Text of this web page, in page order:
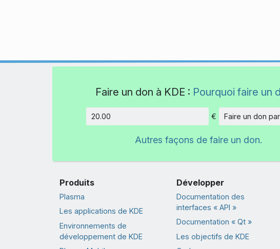
Faire un don à KDE : Pourquoi faire un
Montant
€ Faire un don
Autres façons de faire un don.
Produits
Plasma
Les applications de KDE
Environnements de
développement de KDE
Développer
Documentation des
interfaces « API »
Documentation « Qt »
Les objectifs de KDE